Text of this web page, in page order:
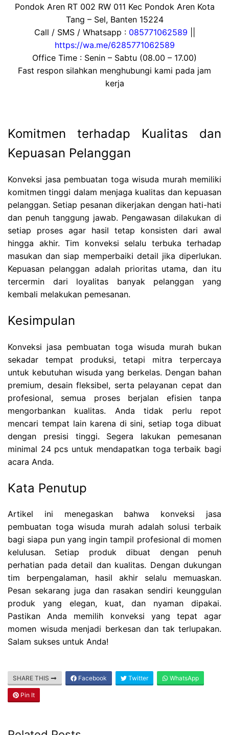
Pondok Aren RT 002 RW 011 Kec Pondok Aren Kota
Tang – Sel, Banten 15224
Call / SMS / Whatsapp : 085771062589
https://wa.me/6285771062589
Office Time : Senin – Sabtu (08.00 – 17.00)
Fast respon silahkan menghubungi kami pada jam
kerja
Komitmen terhadap Kualitas dan
Kepuasan Pelanggan
Konveksi jasa pembuatan toga wisuda murah memiliki
komitmen tinggi dalam menjaga kualitas dan kepuasan
pelanggan. Setiap pesanan dikerjakan dengan hati-hati
dan penuh tanggung jawab. Pengawasan dilakukan di
setiap proses agar hasil tetap konsisten dari awal
hingga akhir. Tim konveksi selalu terbuka terhadap
masukan dan siap memperbaiki detail jika diperlukan.
Kepuasan pelanggan adalah prioritas utama, dan itu
tercermin dari loyalitas banyak pelanggan yang
kembali melakukan pemesanan.
Kesimpulan
Konveksi jasa pembuatan toga wisuda murah bukan
sekadar tempat produksi, tetapi mitra terpercaya
untuk kebutuhan wisuda yang berkelas. Dengan bahan
premium, desain fleksibel, serta pelayanan cepat dan
profesional, semua proses berjalan efisien tanpa
mengorbankan kualitas. Anda tidak perlu repot
mencari tempat lain karena di sini, setiap toga dibuat
dengan presisi tinggi. Segera lakukan pemesanan
minimal 24 pcs untuk mendapatkan toga terbaik bagi
acara Anda.
Kata Penutup
Artikel ini menegaskan bahwa konveksi jasa
pembuatan toga wisuda murah adalah solusi terbaik
bagi siapa pun yang ingin tampil profesional di momen
kelulusan. Setiap produk dibuat dengan penuh
perhatian pada detail dan kualitas. Dengan dukungan
tim berpengalaman, hasil akhir selalu memuaskan.
Pesan sekarang juga dan rasakan sendiri keunggulan
produk yang elegan, kuat, dan nyaman dipakai.
Pastikan Anda memilih konveksi yang tepat agar
momen wisuda menjadi berkesan dan tak terlupakan.
Salam sukses untuk Anda!
SHARE THIS Facebook Twitter WhatsApp
Pin It